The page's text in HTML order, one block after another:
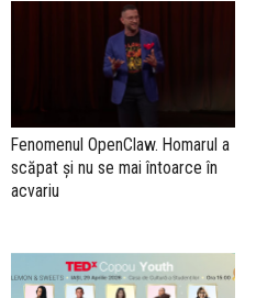
Fenomenul OpenClaw. Homarul a
scăpat și nu se mai întoarce în
acvariu